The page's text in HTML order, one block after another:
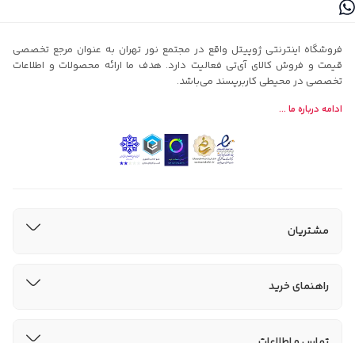
فروشگاه اینترنتی ژوپیتل واقع در مجتمع نور تهران به عنوان مرجع تخصصی
قیمت و فروش کالای آی‌تی فعالیت دارد. هدف ما ارائه محصولات و اطلاعات
تخصصی در محیطی کاربرپسند می‌باشد.
ادامه درباره ما ...
مشتریان
راهنمای خرید